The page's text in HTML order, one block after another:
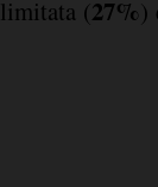
limitata (27%)